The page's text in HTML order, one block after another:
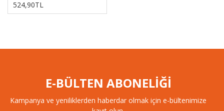
524,90TL
E-BÜLTEN ABONELİĞİ
Kampanya ve yeniliklerden haberdar olmak için e-bültenimize